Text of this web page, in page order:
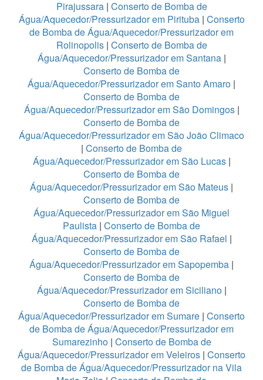
Pirajussara| Conserto de Bomba de
Água/Aquecedor/Pressurizador em Pirituba| Conserto
de Bomba de Água/Aquecedor/Pressurizador em
Rolinopolis| Conserto de Bomba de
Água/Aquecedor/Pressurizador em Santana|
Conserto de Bomba de
Água/Aquecedor/Pressurizador em Santo Amaro |
Conserto de Bomba de
Água/Aquecedor/Pressurizador em São Domingos|
Conserto de Bomba de
Água/Aquecedor/Pressurizador em São João Climaco
| Conserto de Bomba de
Água/Aquecedor/Pressurizador em São Lucas|
Conserto de Bomba de
Água/Aquecedor/Pressurizador em São Mateus |
Conserto de Bomba de
Água/Aquecedor/Pressurizador em São Miguel
Paulista | Conserto de Bomba de
Água/Aquecedor/Pressurizador em São Rafael |
Conserto de Bomba de
Água/Aquecedor/Pressurizador em Sapopemba |
Conserto de Bomba de
Água/Aquecedor/Pressurizador em Siciliano|
Conserto de Bomba de
Água/Aquecedor/Pressurizador em Sumare | Conserto
de Bomba de Água/Aquecedor/Pressurizador em
Sumarezinho| Conserto de Bomba de
Água/Aquecedor/Pressurizador em Veleiros | Conserto
de Bomba de Água/Aquecedor/Pressurizador na Vila